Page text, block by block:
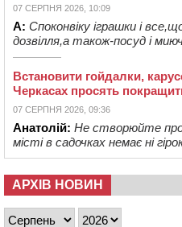
07 СЕРПНЯ 2026, 10:09
А: Споконвіку іграшки і
дозвілля,а також-посуд і
Встановити гойдалки,
Черкасах просять
07 СЕРПНЯ 2026, 09:36
Анатолій: Не створюйте
місті в садочках немає ні
АРХІВ НОВИН